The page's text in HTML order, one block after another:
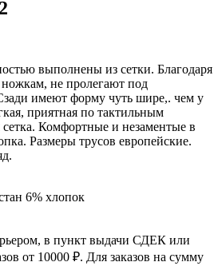
выполнены из сетки. Благодаря
не пролегают под
имеют форму чуть шире,. чем у
приятная по тактильным
Комфортные и незаментые в
Размеры трусов европейские.
6% хлопок
в пункт выдачи СДЕК или
от 10000 ₽. Для заказов на сумму